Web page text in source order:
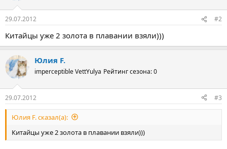
29.07.2012 #2
Китайцы уже 2 золота в плавании взяли)))
Юлия F.
imperceptible VettYulya Рейтинг сезона: 0
29.07.2012 #3
Юлия F. сказал(а):
Китайцы уже 2 золота в плавании взяли)))